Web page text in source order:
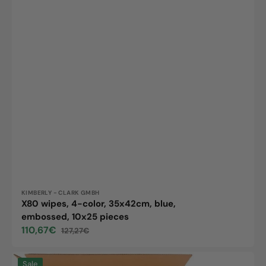
Vendor:
KIMBERLY - CLARK GMBH
X80 wipes, 4-color, 35x42cm, blue,
embossed, 10x25 pieces
Sale
110,67€
Regular
127,27€
X60Sale